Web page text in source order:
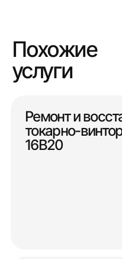
Похожие
услуги
Ремонт и
токарно-
16В20